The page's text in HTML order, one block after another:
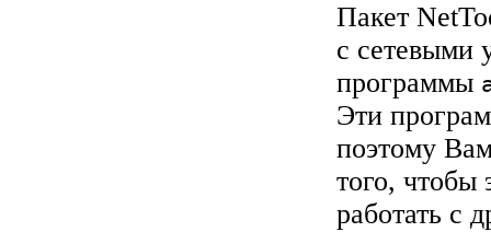
Пакет
с сетевыми
программы
Эти
поэтому
того, чтобы
работать с